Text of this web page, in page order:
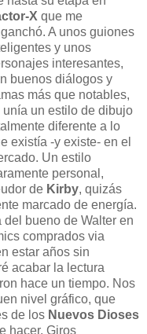
X que me
A unos guiones
y unos
interesantes,
buenos diálogos y
más que notables,
unía un estilo de dibujo
diferente a lo
existía -y existe- en el
Un estilo
personal,
de Kirby, quizás
marcado de energía.
bueno de Walter en
comprados via
estar años sin
acabar la lectura
hace un tiempo. Nos
nivel gráfico, que
de los Nuevos Dioses
hacer. Giros